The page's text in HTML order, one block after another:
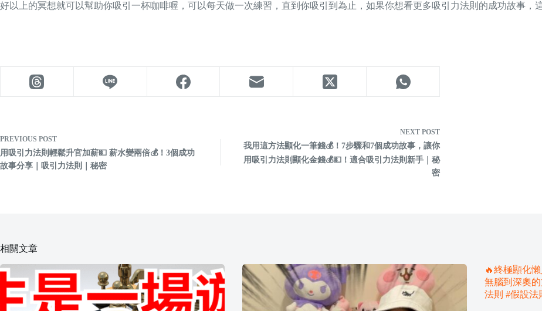
好以上的冥想就可以幫助你吸引一杯咖啡喔，可以每天做一次練習，直到你吸引到為止，如果你想看更多吸引力法則的成功故事，
PREVIOUS POST
用吸引力法則輕鬆升官加薪💵 薪水變兩倍💰！3個成功
故事分享｜吸引力法則｜秘密
NEXT POST
我用這方法顯化一筆錢💰！7步驟和7個成功故事，讓你
用吸引力法則顯化金錢💰💵！適合吸引力法則新手｜秘
密
相關文章
🔥終極顯化
無腦到深奧
法則 #假設法